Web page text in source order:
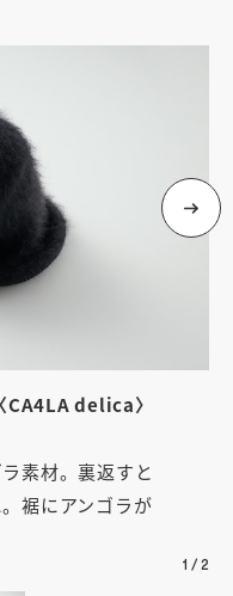
delica〉
素材。裏返すと
裾にアンゴラが
1 / 2